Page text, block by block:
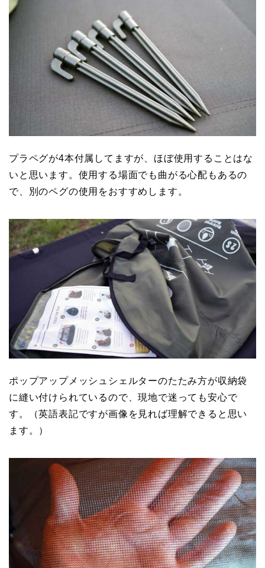
プラペグが4本付属してますが、ほぼ使用することはな
いと思います。使用する場面でも曲がる心配もあるの
で、別のペグの使用をおすすめします。
ポップアップメッシュシェルターのたたみ方が収納袋
に縫い付けられているので、現地で迷っても安心で
す。（英語表記ですが画像を見れば理解できると思い
ます。）